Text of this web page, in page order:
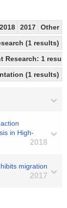
2018 2017
Other
(1 results)
1
(1 results)
in High-
2018
migration
2017